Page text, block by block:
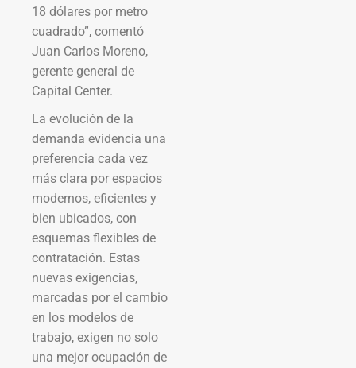
18 dólares por metro
cuadrado”, comentó
Juan Carlos Moreno,
gerente general de
Capital Center.
La evolución de la
demanda evidencia una
preferencia cada vez
más clara por espacios
modernos, eficientes y
bien ubicados, con
esquemas flexibles de
contratación. Estas
nuevas exigencias,
marcadas por el cambio
en los modelos de
trabajo, exigen no solo
una mejor ocupación de